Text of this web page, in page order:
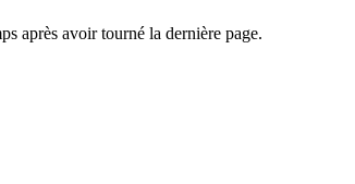
après avoir tourné la dernière page.